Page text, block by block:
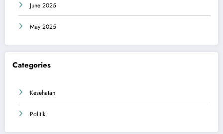
June 2025
May 2025
Categories
Kesehatan
Politik